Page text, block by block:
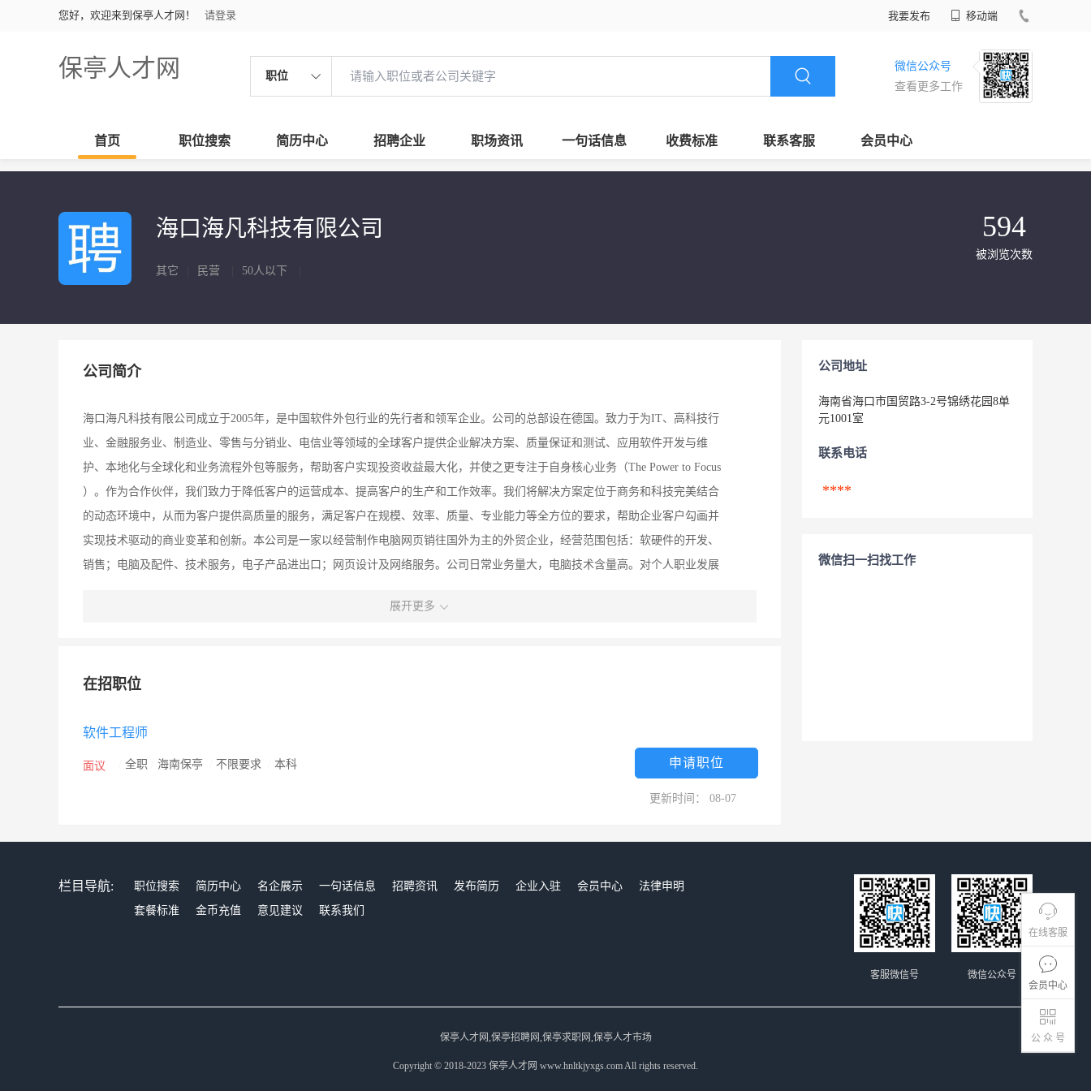
您好，欢迎来到保亭人才网！ 请登录 我要发布 移动端
保亭人才网 职位
微信公众号
查看更多工作
首页 职位搜索 简历中心 招聘企业 职场资讯 一句话信息 收费标准 联系客服 会员中心
在线客服
会员中心
公 众 号
海口海凡科技有限公司
其它 民营 50人以下
594
被浏览次数
公司简介
海口海凡科技有限公司成立于2005年，是中国软件外包行业的先行者和领军企业。公司的总部设在德国。致力于为IT、高科技行
业、金融服务业、制造业、零售与分销业、电信业等领域的全球客户提供企业解决方案、质量保证和测试、应用软件开发与维
护、本地化与全球化和业务流程外包等服务，帮助客户实现投资收益最大化，并使之更专注于自身核心业务（The Power to Focus
）。作为合作伙伴，我们致力于降低客户的运营成本、提高客户的生产和工作效率。我们将解决方案定位于商务和科技完美结合
的动态环境中，从而为客户提供高质量的服务，满足客户在规模、效率、质量、专业能力等全方位的要求，帮助企业客户勾画并
实现技术驱动的商业变革和创新。本公司是一家以经营制作电脑网页销往国外为主的外贸企业，经营范围包括：软硬件的开发、
销售；电脑及配件、技术服务，电子产品进出口；网页设计及网络服务。公司日常业务量大，电脑技术含量高。对个人职业发展
展开更多
在招职位
软件工程师
面议 全职 海南保亭 不限要求 本科 申请职位
更新时间： 08-07
公司地址
海南省海口市国贸路3-2号锦绣花园8单
元1001室
联系电话
****
微信扫一扫找工作
栏目导航: 职位搜索 简历中心 名企展示 一句话信息 招聘资讯 发布简历 企业入驻 会员中心
法律申明
套餐标准
金币充值 意见建议 联系我们
微信公众号
客服微信号
保亭人才网,保亭招聘网,保亭求职网,保亭人才市场
Copyright © 2018-2023 保亭人才网 www.hnltkjyxgs.com All rights reserved.